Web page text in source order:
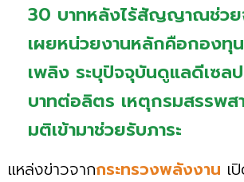
30 บาทหลังไร้สัญญาณช่วย
เผยหน่วยงานหลักคือกองทุ
เพลิง ระบุปัจจุบันดูแลดีเซล
บาทต่อลิตร เหตุกรมสรรพส
มติเข้ามาช่วยรับภาระ
แหล่งข่าวจากกระทรวงพลังงาน เ